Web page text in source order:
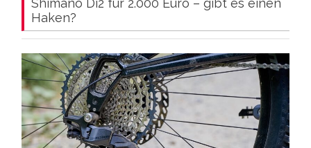
Shimano Di2 für 2.000 Euro – gibt es einen
Haken?